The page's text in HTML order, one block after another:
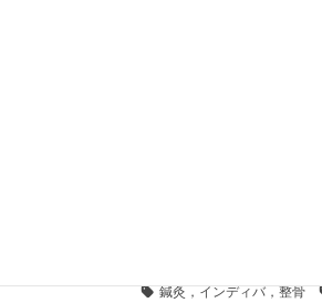
鍼灸，インディバ，整骨